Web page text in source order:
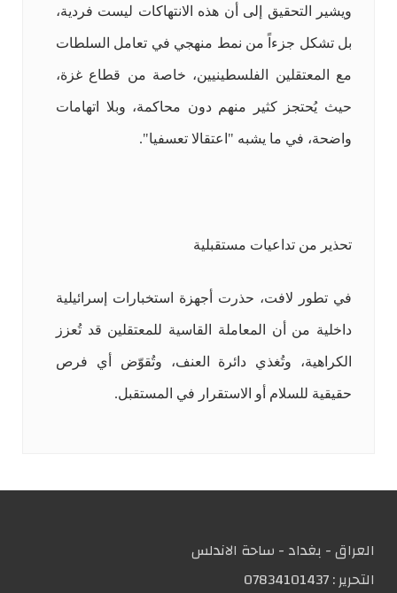
ويشير التحقيق إلى أن هذه الانتهاكات ليست فردية،
بل تشكل جزءاً من نمط منهجي في تعامل السلطات
مع المعتقلين الفلسطينيين، خاصة من قطاع غزة،
حيث يُحتجز كثير منهم دون محاكمة، وبلا اتهامات
واضحة، في ما يشبه "اعتقالا تعسفيا".
تحذير من تداعيات مستقبلية
في تطور لافت، حذرت أجهزة استخبارات إسرائيلية
داخلية من أن المعاملة القاسية للمعتقلين قد تُعزز
الكراهية، وتُغذي دائرة العنف، وتُقوّض أي فرص
حقيقية للسلام أو الاستقرار في المستقبل.
العراق - بغداد - ساحة الاندلس
التحریر :07834101437